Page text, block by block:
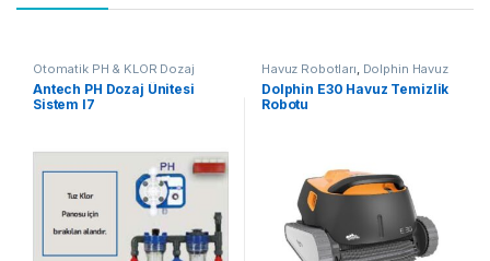
Otomatik PH & KLOR Dozaj
Sistemleri,Antech Otomatik
Havuz Dozaj Sistemi,Çok
Satanlar ,Kampanyalı Ürünler
Antech PH Dozaj Ünitesi
Sistem I7
Havuz Robotları, Dolphin Havuz
Robotları ,Çok Satanlar
Kampanyalı Ürünler
Dolphin E30 Havuz Temizlik
Robotu